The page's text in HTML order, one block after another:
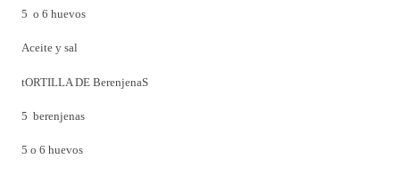
5 o 6 huevos
Aceite y sal
tORTILLA DE BerenjenaS
5 berenjenas
5 o 6 huevos